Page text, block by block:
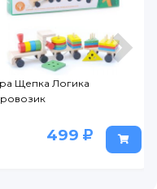
Набор игровой J'adore
Железные дороги Весёлый
1 999